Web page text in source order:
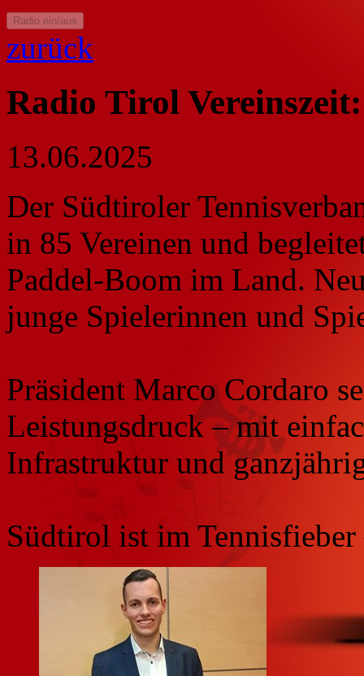
Radio ein/aus
zurück
Radio Tirol
13.06.2025
Der Südtiroler
in 85 Vereinen und
Paddel-Boom im Land.
junge Spielerinnen und
Präsident Marco Cordaro
Leistungsdruck – mit
Infrastruktur und
Südtirol ist im